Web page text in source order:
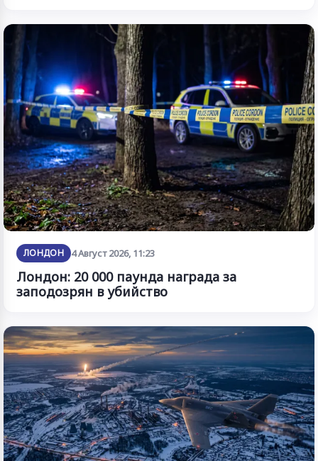
ЛОНДОН 4 Август 2026, 11:23
Лондон: 20 000 паунда награда за
заподозрян в убийство